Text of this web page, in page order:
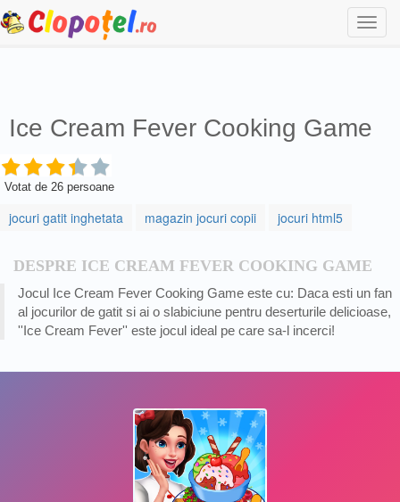
Ice Cream Fever Cooking Game
Votat de 26 persoane
jocuri gatit inghetata magazin jocuri copii jocuri html5
DESPRE ICE CREAM FEVER COOKING GAME
Jocul Ice Cream Fever Cooking Game este cu: Daca esti un fan
al jocurilor de gatit si ai o slabiciune pentru deserturile delicioase,
''Ice Cream Fever'' este jocul ideal pe care sa-l incerci!